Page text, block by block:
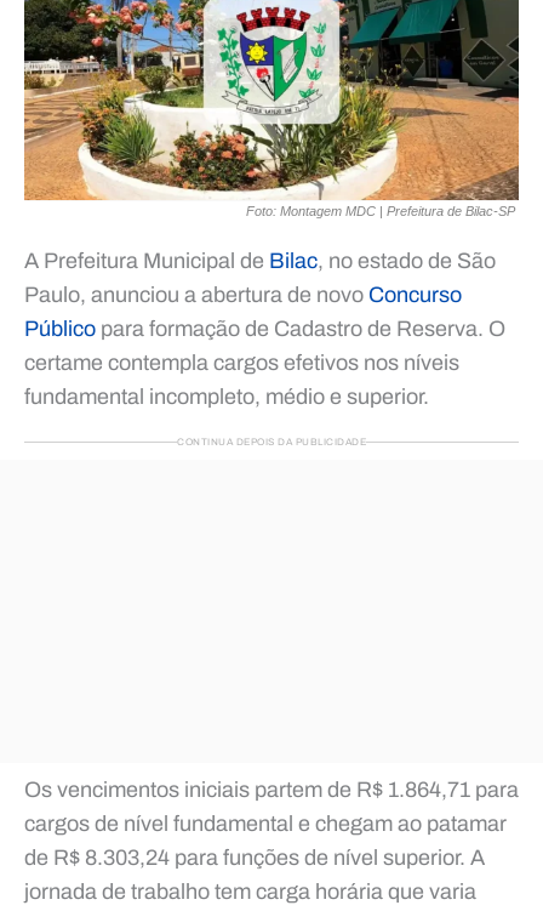
Foto: Montagem MDC | Prefeitura de Bilac-SP
A Prefeitura Municipal de Bilac, no estado de São
Paulo, anunciou a abertura de novo Concurso
Público para formação de Cadastro de Reserva. O
certame contempla cargos efetivos nos níveis
fundamental incompleto, médio e superior.
CONTINUA DEPOIS DA PUBLICIDADE
Os vencimentos iniciais partem de R$ 1.864,71 para
cargos de nível fundamental e chegam ao patamar
de R$ 8.303,24 para funções de nível superior. A
jornada de trabalho tem carga horária que varia